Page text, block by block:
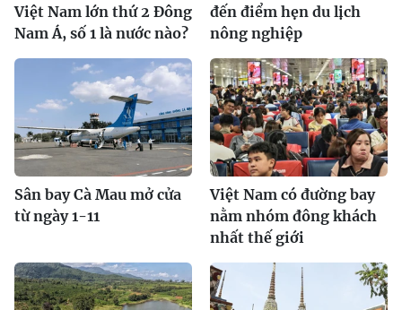
Việt Nam lớn thứ 2 Đông
Nam Á, số 1 là nước nào?
đến điểm hẹn du lịch
nông nghiệp
Sân bay Cà Mau mở cửa
từ ngày 1-11
Việt Nam có đường bay
nằm nhóm đông khách
nhất thế giới